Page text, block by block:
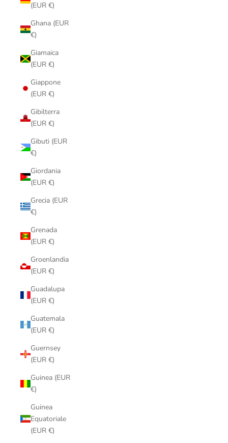
(EUR €)
Ghana (EUR
€)
Giamaica
(EUR €)
Giappone
(EUR €)
Gibilterra
(EUR €)
Gibuti (EUR
€)
Giordania
(EUR €)
Grecia (EUR
€)
Grenada
(EUR €)
Groenlandia
(EUR €)
Guadalupa
(EUR €)
Guatemala
(EUR €)
Guernsey
(EUR €)
Guinea (EUR
€)
Guinea
Equatoriale
(EUR €)